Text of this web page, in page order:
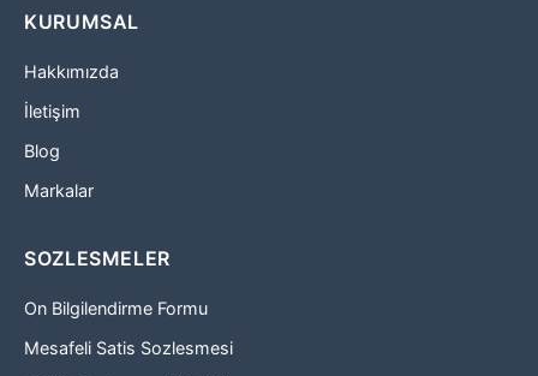
KURUMSAL
Hakkımızda
İletişim
Blog
Markalar
SOZLESMELER
On Bilgilendirme Formu
Mesafeli Satis Sozlesmesi